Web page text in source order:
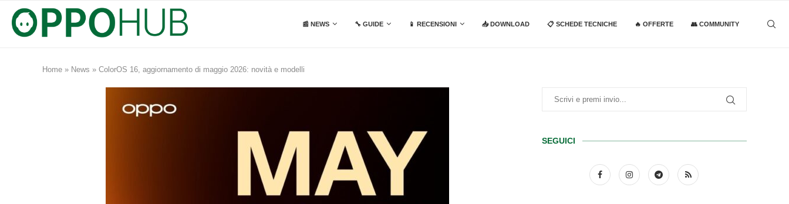
📰 NEWS 🔧 GUIDE 📱 RECENSIONI 📥 DOWNLOAD 📋 SCHEDE TECNICHE 🔥 OFFERTE 👥 COMMUNITY
Home » News » ColorOS 16, aggiornamento di maggio 2026: novità e modelli
SEGUICI